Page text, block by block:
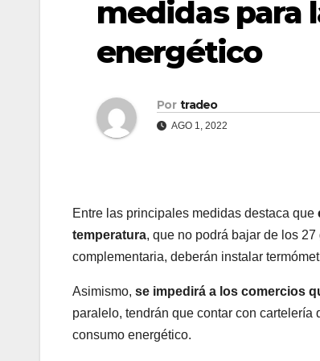
medidas para
energético
Por tradeo
AGO 1, 2022
Entre las principales medidas destaca que
temperatura, que no podrá bajar de los
complementaria, deberán instalar
Asimismo, se impedirá a los comercios
paralelo, tendrán que contar con cartelería
consumo energético.